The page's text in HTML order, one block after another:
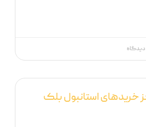
خریدهای استانبول بلک